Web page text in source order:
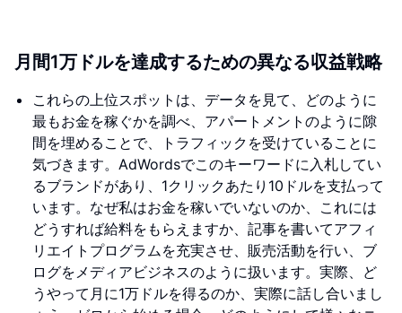
月間1万ドルを達成するための異なる収益戦略
これらの上位スポットは、データを見て、どのように
最もお金を稼ぐかを調べ、アパートメントのように隙
間を埋めることで、トラフィックを受けていることに
気づきます。AdWordsでこのキーワードに入札してい
るブランドがあり、1クリックあたり10ドルを支払って
います。なぜ私はお金を稼いでいないのか、これには
どうすれば給料をもらえますか、記事を書いてアフィ
リエイトプログラムを充実させ、販売活動を行い、ブ
ログをメディアビジネスのように扱います。実際、ど
うやって月に1万ドルを得るのか、実際に話し合いまし